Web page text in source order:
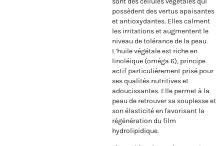
possèdent des vertus apaisantes
et antioxydantes. Elles calment
les irritations et augmentent le
niveau de tolérance de la peau.
L’huile végétale est riche en
linoléique (oméga 6), principe
actif particulièrement prisé pour
ses qualités nutritives et
adoucissantes. Elle permet à la
peau de retrouver sa souplesse et
son élasticité en favorisant la
régénération du film
hydrolipidique.